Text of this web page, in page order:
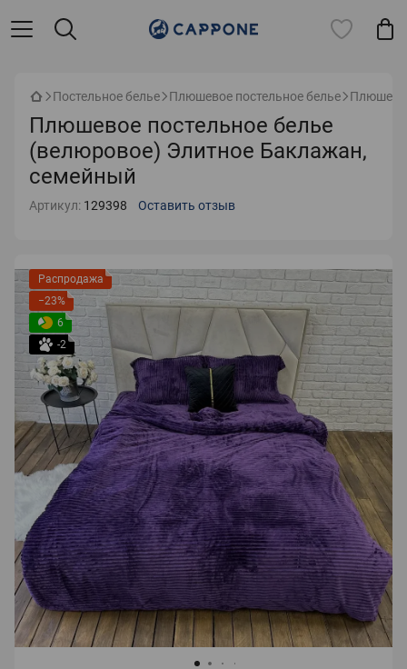
Постельное белье Плюшевое постельное белье
Плюшевое постельное белье
(велюровое) Элитное Баклажан,
семейный
Артикул: 129398 Оставить отзыв
Распродажа
−23%
6
-2